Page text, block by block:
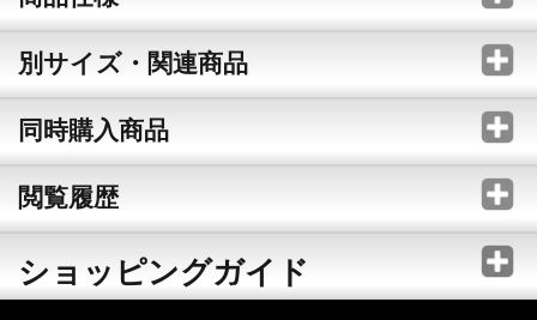
別サイズ・関連商品
同時購入商品
閲覧履歴
ショッピングガイド